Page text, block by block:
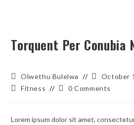
Torquent Per Conubia
Post
author:
Olwethu Bulelwa
PostOctober
PostFitness
Post0 Comments
Lorem ipsum dolor sit amet,